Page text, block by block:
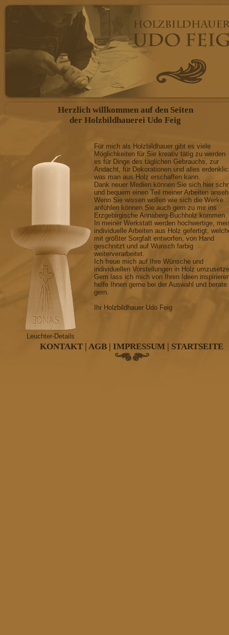
Herzlich willkommen auf den Seiten
der Holzbildhauerei Udo Feig
Leuchter-Details
Für mich als Holzbildhauer gibt es viele
Möglichkeiten für Sie kreativ tätig zu
es für Dinge des täglichen Gebrauchs, zur
Andacht, für Dekorationen und alles
was man aus Holz erschaffen kann.
Dank neuer Medien können Sie sich hier
und bequem einen Teil meiner Arbeiten
Wenn Sie wissen wollen wie sich die Werke
anfühlen können Sie auch gern zu mir ins
Erzgebirgische Annaberg-Buchholz kommen.
In meiner Werkstatt werden hochwertige,
individuelle Arbeiten aus Holz gefertigt,
mit größter Sorgfalt entworfen, von Hand
geschnitzt und auf Wunsch farbig
weiterverarbeitet.
Ich freue mich auf Ihre Wünsche und
individuellen Vorstellungen in Holz
Gern lass ich mich von Ihren Ideen
helfe Ihnen gerne bei der Auswahl und berate
gern.
Ihr Holzbildhauer Udo Feig
KONTAKT | AGB | IMPRESSUM | STARTSEITE